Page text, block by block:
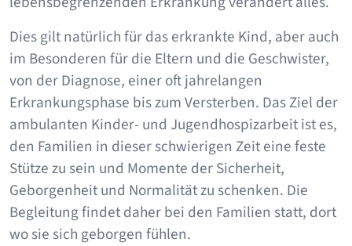
Dies gilt natürlich für das erkrankte Kind, aber auch
im Besonderen für die Eltern und die Geschwister,
von der Diagnose, einer oft jahrelangen
Erkrankungsphase bis zum Versterben. Das Ziel der
ambulanten Kinder- und Jugendhospizarbeit ist es,
den Familien in dieser schwierigen Zeit eine feste
Stütze zu sein und Momente der Sicherheit,
Geborgenheit und Normalität zu schenken. Die
Begleitung findet daher bei den Familien statt, dort
wo sie sich geborgen fühlen.